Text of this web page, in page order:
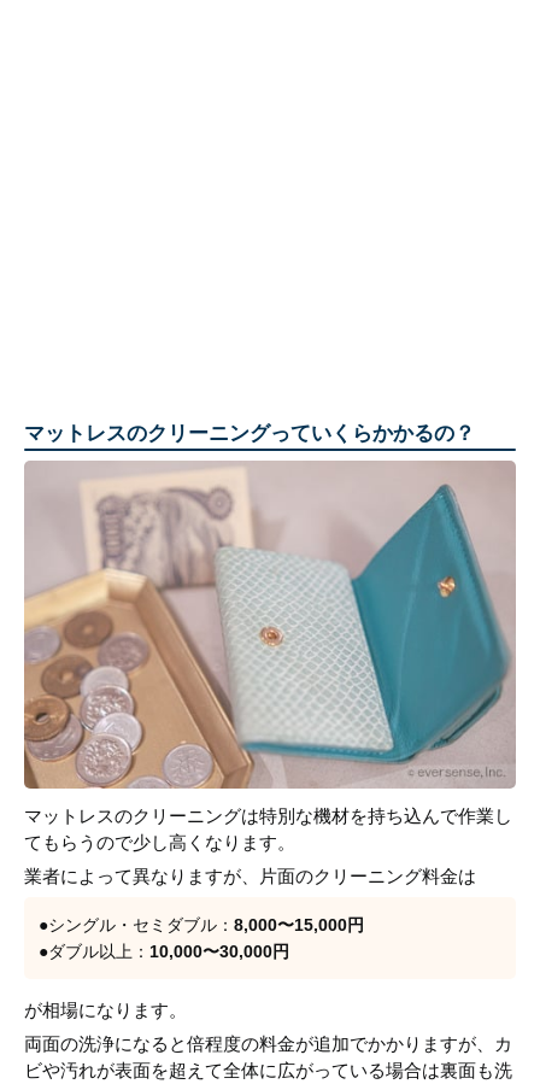
マットレスのクリーニングっていくらかかるの？
マットレスのクリーニングは特別な機材を持ち込んで作業し
てもらうので少し高くなります。
業者によって異なりますが、片面のクリーニング料金は
●シングル・セミダブル： 8,000〜15,000円
●ダブル以上： 10,000〜30,000円
が相場になります。
両面の洗浄になると倍程度の料金が追加でかかりますが、カ
ビや汚れが表面を超えて全体に広がっている場合は裏面も洗